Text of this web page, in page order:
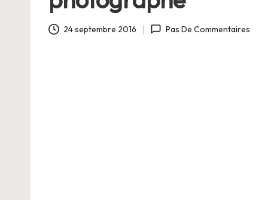
C
h
24 septembre 2016 Pas De Commentaires